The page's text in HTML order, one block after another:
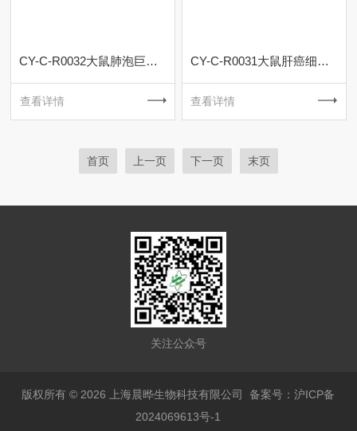
CY-C-R0032大鼠肺泡巨噬细胞NR8383
查看详情
CY-C-R0031大鼠肝癌细胞RH-35
查看详情
首页 上一页 下一页 末页
关注公众号
版权所有 © 2026 上海晨晔生物科技有限公司备案号：沪ICP备
2024069613号-1